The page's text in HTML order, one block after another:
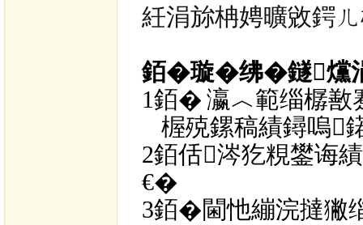
紝涓旀柟娉曠敓鍔
銆�璇�绋�鐩爣
1銆�瀛︿範缁樼敾
楃殑鏍稿績鐞嗚
2銆佸涔犵粯鐢诲
€�
3銆�閫忚繃浣撻獙